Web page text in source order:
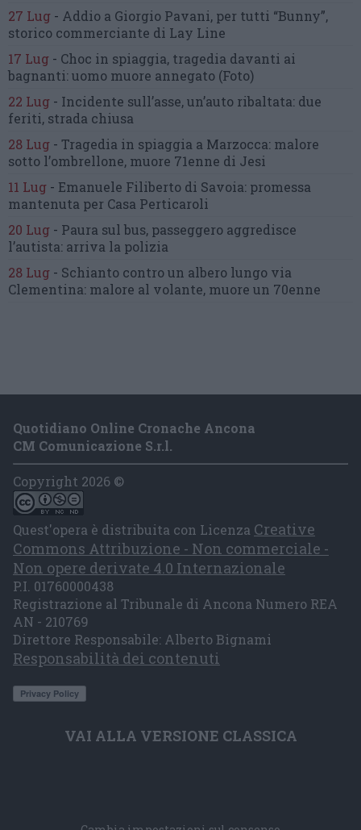
27 Lug - Addio a Giorgio Pavani, per tutti “Bunny”,
storico commerciante di Lay Line
17 Lug - Choc in spiaggia, tragedia davanti ai
bagnanti:uomo muore annegato (Foto)
22 Lug - Incidente sull’asse, un’auto ribaltata: due
feriti, strada chiusa
28 Lug - Tragedia in spiaggia a Marzocca: malore
sotto l’ombrellone, muore 71enne di Jesi
11 Lug - Emanuele Filiberto di Savoia: promessa
mantenuta per Casa Perticaroli
20 Lug - Paura sul bus, passeggero aggredisce
l’autista: arriva la polizia
28 Lug - Schianto contro un albero lungo via
Clementina: malore al volante, muore un 70enne
Quotidiano Online Cronache Ancona
CM Comunicazione S.r.l.
Copyright 2026 ©
Quest'opera è distribuita con Licenza Creative
Commons Attribuzione - Non commerciale -
Non opere derivate 4.0 Internazionale
P.I. 01760000438
Registrazione al Tribunale di Ancona Numero REA
AN - 210769
Direttore Responsabile: Alberto Bignami
Responsabilità dei contenuti
VAI ALLA VERSIONE CLASSICA